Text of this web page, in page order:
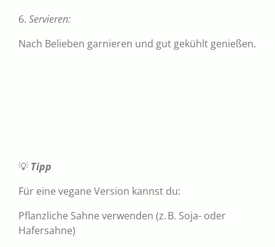
6. Servieren:
Nach Belieben garnieren und gut gekühlt genießen.
💡 Tipp
Für eine vegane Version kannst du:
Pflanzliche Sahne verwenden (z. B. Soja- oder
Hafersahne)